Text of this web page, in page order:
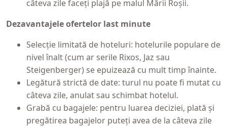
câteva zile faceți plajă pe malul Mării Roșii.
Dezavantajele ofertelor last minute
Selecție limitată de hoteluri: hotelurile populare de
nivel înalt (cum ar serile Rixos, Jaz sau
Steigenberger) se epuizează cu mult timp înainte.
Legătură strictă de date: turul nu poate fi mutat cu
câteva zile, anulat sau schimbat hotelul.
Grabă cu bagajele: pentru luarea deciziei, plată și
pregătirea bagajelor puteți avea de la câteva zile